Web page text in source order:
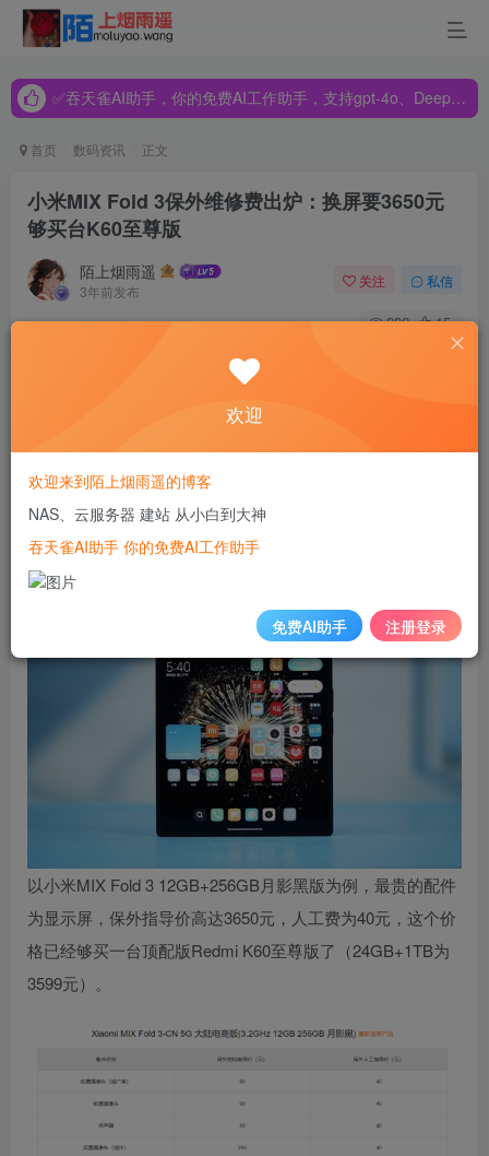
✅吞天雀AI助手，你的免费AI工作助手，支持gpt-4o、DeepSeek、Claude🔥🔥🔥🔥
✅吞天雀AI助手，你的免费AI工作助手，支持gpt-4o、DeepSeek、Claude🔥🔥🔥🔥
首页 数码资讯 正文
小米MIX Fold 3保外维修费出炉：换屏要3650元
够买台K60至尊版
陌上烟雨遥
3年前发布
关注 私信
282 15
快科技8月17日消息，小米新一代折叠旗舰——小米MIX Fold
就达成了上一代销量的2.25倍，刷新小米折叠屏旗舰的首销
记录，十分火爆。
从小米官网获悉，小米MIX Fold 3目前已公布保外维修价
格，包括各配件价格和人工费。
以小米MIX Fold 3 12GB+256GB月影黑版为例， 最贵的配件
为显示屏，保外指导价高达3650元，人工费为40元，这个价
格已经够买一台顶配版Redmi K60至尊版了（24GB+1TB为
3599元）。
欢迎
欢迎来到陌上烟雨遥的博客
NAS、云服务器 建站 从小白到大神
吞天雀AI助手 你的免费AI工作助手
免费AI助手 注册登录